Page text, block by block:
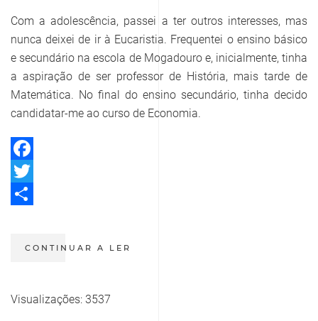
Com a adolescência, passei a ter outros interesses, mas
nunca deixei de ir à Eucaristia. Frequentei o ensino básico
e secundário na escola de Mogadouro e, inicialmente, tinha
a aspiração de ser professor de História, mais tarde de
Matemática. No final do ensino secundário, tinha decido
candidatar-me ao curso de Economia.
Facebook
Twitter
CONTINUAR A LER
Visualizações: 3537